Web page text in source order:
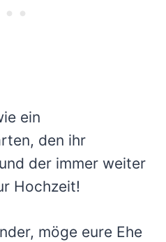
ein
den ihr
der immer weiter
Hochzeit!
möge eure Ehe